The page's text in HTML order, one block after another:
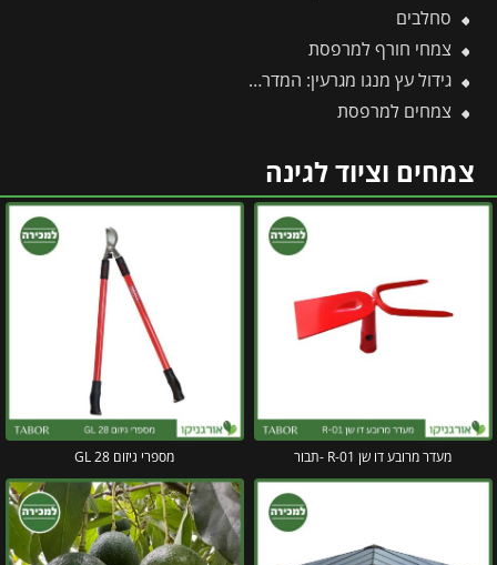
סחלבים
צמחי חורף למרפסת
גידול עץ מנגו מגרעין: המדריך להנבטה, תנאי גידול וכדאיות
צמחים למרפסת
צמחים וציוד לגינה
מעדר מרובע דו שן R-01 -תבור מספרי גיזום 28 GL